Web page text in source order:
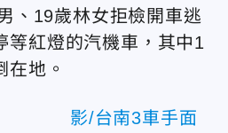
、19歲林女拒檢開車逃
等紅燈的汽機車，其中1
在地。
影/台南3車手面